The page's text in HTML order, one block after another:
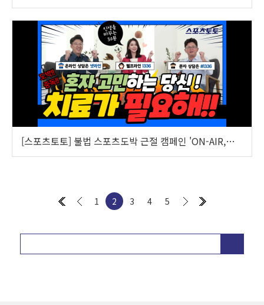
[스포츠토토] 불법 스포츠도박 근절 캠페인 'ON-AIR,
1 2 3 4 5